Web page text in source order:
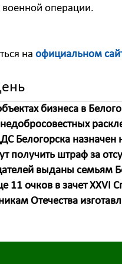
операции.
на официальном
бизнеса в
Белогорска назначен
получить штраф за
выданы семьям
11 очков в зачет XXVI
Отечества